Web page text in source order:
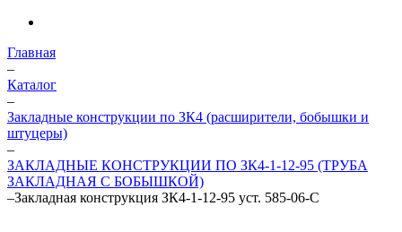
Главная
–
Каталог
–
Закладные конструкции по ЗК4 (расширители, бобышки и
штуцеры)
–
ЗАКЛАДНЫЕ КОНСТРУКЦИИ ПО ЗК4-1-12-95 (ТРУБА
ЗАКЛАДНАЯ С БОБЫШКОЙ)
–Закладная конструкция ЗК4-1-12-95 уст. 585-06-С